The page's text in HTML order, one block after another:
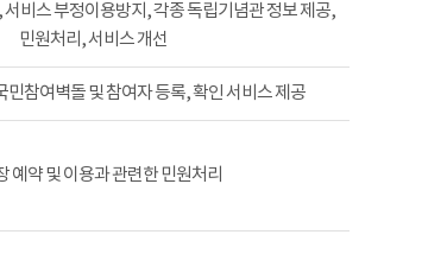
서비스 부정이용방지, 각종 독립기념관 정보 제공,
민원처리, 서비스 개선
민참여벽돌 및 참여자 등록, 확인 서비스 제공
예약 및 이용과 관련한 민원처리